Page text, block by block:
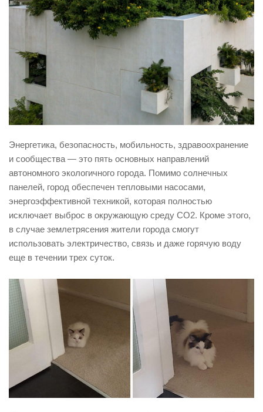
Энергетика, безопасность, мобильность, здравоохранение
и сообщества — это пять основных направлений
автономного экологичного города. Помимо солнечных
панелей, город обеспечен тепловыми насосами,
энергоэффективной техникой, которая полностью
исключает выброс в окружающую среду CO2. Кроме этого,
в случае землетрясения жители города смогут
использовать электричество, связь и даже горячую воду
еще в течении трех суток.